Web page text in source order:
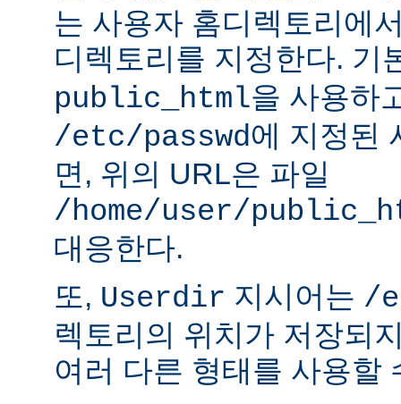
는 사용자 홈디렉토리에
디렉토리를 지정한다. 기
public_html을 사용하
/etc/passwd에 지정된
면, 위의 URL은 파일
/home/user/
대응한다.
또, Userdir 지시어는 /
렉토리의 위치가 저장되
여러 다른 형태를 사용할